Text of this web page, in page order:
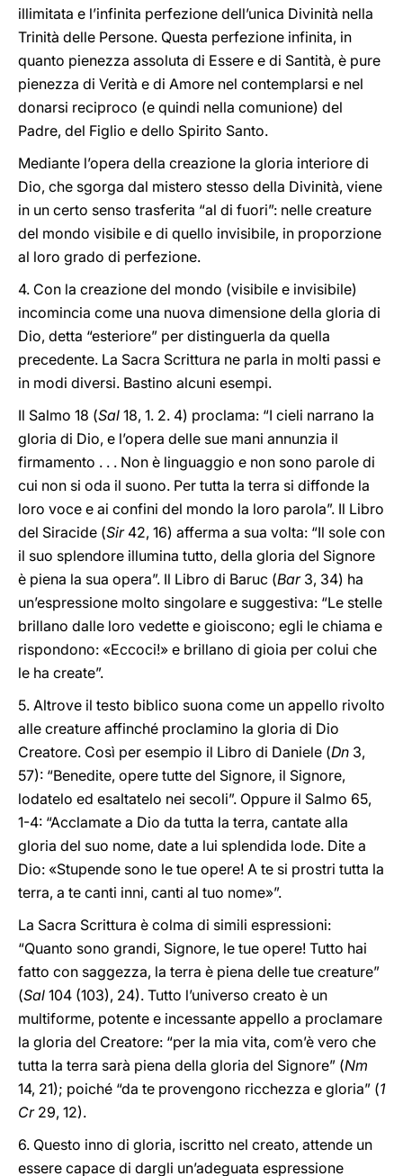
illimitata e l’infinita perfezione dell’unica Divinità nella
Trinità delle Persone. Questa perfezione infinita, in
quanto pienezza assoluta di Essere e di Santità, è pure
pienezza di Verità e di Amore nel contemplarsi e nel
donarsi reciproco (e quindi nella comunione) del
Padre, del Figlio e dello Spirito Santo.
Mediante l’opera della creazione la gloria interiore di
Dio, che sgorga dal mistero stesso della Divinità, viene
in un certo senso trasferita “al di fuori”: nelle creature
del mondo visibile e di quello invisibile, in proporzione
al loro grado di perfezione.
4. Con la creazione del mondo (visibile e invisibile)
incomincia come una nuova dimensione della gloria di
Dio, detta “esteriore” per distinguerla da quella
precedente. La Sacra Scrittura ne parla in molti passi e
in modi diversi. Bastino alcuni esempi.
Il Salmo 18 (Sal 18, 1. 2. 4) proclama: “I cieli narrano la
gloria di Dio, e l’opera delle sue mani annunzia il
firmamento . . . Non è linguaggio e non sono parole di
cui non si oda il suono. Per tutta la terra si diffonde la
loro voce e ai confini del mondo la loro parola”. Il Libro
del Siracide (Sir42, 16) afferma a sua volta: “Il sole con
il suo splendore illumina tutto, della gloria del Signore
è piena la sua opera”. Il Libro di Baruc (Bar3, 34) ha
un’espressione molto singolare e suggestiva: “Le stelle
brillano dalle loro vedette e gioiscono; egli le chiama e
rispondono: «Eccoci!» e brillano di gioia per colui che
le ha create”.
5. Altrove il testo biblico suona come un appello rivolto
alle creature affinché proclamino la gloria di Dio
Creatore. Così per esempio il Libro di Daniele (Dn 3,
57): “Benedite, opere tutte del Signore, il Signore,
lodatelo ed esaltatelo nei secoli”. Oppure il Salmo 65,
1-4: “Acclamate a Dio da tutta la terra, cantate alla
gloria del suo nome, date a lui splendida lode. Dite a
Dio: «Stupende sono le tue opere! A te si prostri tutta la
terra, a te canti inni, canti al tuo nome»”.
La Sacra Scrittura è colma di simili espressioni:
“Quanto sono grandi, Signore, le tue opere! Tutto hai
fatto con saggezza, la terra è piena delle tue creature”
(Sal 104 (103), 24). Tutto l’universo creato è un
multiforme, potente e incessante appello a proclamare
la gloria del Creatore: “per la mia vita, com’è vero che
tutta la terra sarà piena della gloria del Signore” (Nm
14, 21); poiché “da te provengono ricchezza e gloria” (1
Cr29, 12).
6. Questo inno di gloria, iscritto nel creato, attende un
essere capace di dargli un’adeguata espressione